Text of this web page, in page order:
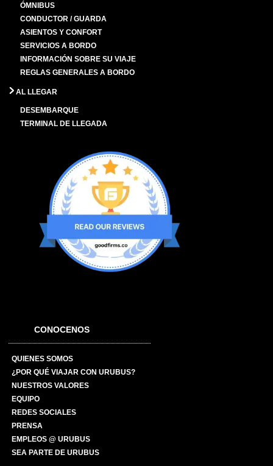
ÓMNIBUS
CONDUCTOR / GUARDA
ASIENTOS Y CONFORT
SERVICIOS A BORDO
INFORMACIÓN SOBRE SU VIAJE
REGLAS GENERALES A BORDO
AL LLEGAR
DESEMBARQUE
TERMINAL DE LLEGADA
CONOCENOS
QUIENES SOMOS
¿POR QUÉ VIAJAR CON URUBUS?
NUESTROS VALORES
EQUIPO
REDES SOCIALES
PRENSA
EMPLEOS @ URUBUS
SEA PARTE DE URUBUS